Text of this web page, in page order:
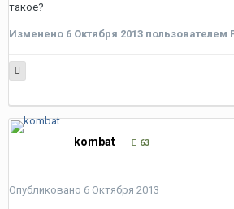
такое?
Изменено 6 Октября 2013 пользователем
kombat 63
Опубликовано 6 Октября 2013